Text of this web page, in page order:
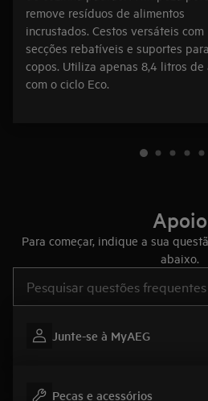
remove resíduos de alimentos
incrustados. Cestos versáteis com
secções rebatíveis e suportes para
copos. Utiliza apenas 8,4 litros de
com o ciclo Eco.
Apoio
Para começar, indique a sua
abaixo.
Junte-se à MyAEG
Peças e acessórios